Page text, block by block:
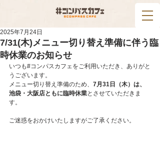
7/31(木)メニュー切り替え準備に伴う臨
時休業のお知らせ
2025年7月24日
いつも#コンパスカフェをご利用いただき、ありがと
うございます。
メニュー切り替え準備のため、 7月31日（木）は、
池袋・大阪店ともに臨時休業とさせていただきま
す。
ご迷惑をおかけいたしますがご了承ください。